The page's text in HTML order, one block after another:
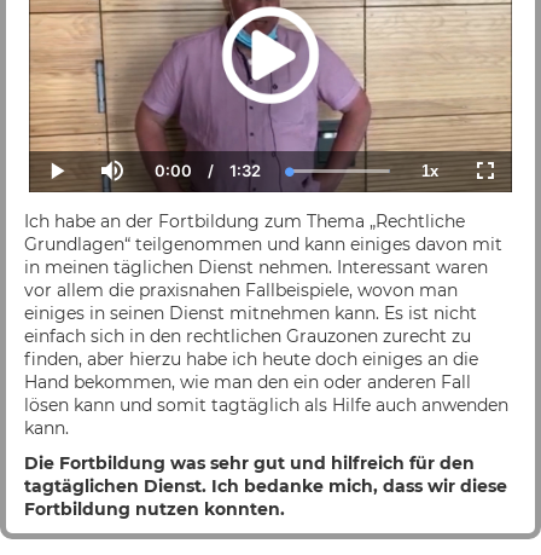
Play Mute
Current
Time
0:00 / Duration
1:32 Loaded:
100.00%
1xPlayback
Rate
Ich habe an der Fortbildung zum Thema „Rechtliche
Grundlagen“ teilgenommen und kann einiges davon mit
in meinen täglichen Dienst nehmen. Interessant waren
vor allem die praxisnahen Fallbeispiele, wovon man
einiges in seinen Dienst mitnehmen kann. Es ist nicht
einfach sich in den rechtlichen Grauzonen zurecht zu
finden, aber hierzu habe ich heute doch einiges an die
Hand bekommen, wie man den ein oder anderen Fall
lösen kann und somit tagtäglich als Hilfe auch anwenden
kann.
Die Fortbildung was sehr gut und hilfreich für den
tagtäglichen Dienst. Ich bedanke mich, dass wir diese
Fortbildung nutzen konnten.